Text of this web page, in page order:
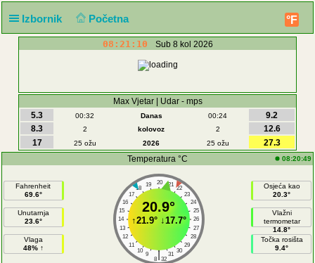
Izbornik Početna °F
08:21:10 Sub 8 kol 2026
Max Vjetar | Udar - mps
5.3
00:32 Danas 00:24
9.2
8.3
2 kolovoz 2
12.6
17
25 ožu 2026 25 ožu
27.3
Temperatura °C
08:20:49
Fahrenheit
69.6°
Unutarnja
23.6°
Vlaga
48% ↑
20
19 21
18
22
17
23
16
24
15
25
14
26
13
27
12
28
11
29
10
30
9 31
|
8 32
20.9°
↑21.9°↓17.7°
Osjeća kao
20.3°
Vlažni
termometar
14.8°
Točka rosišta
9.4°